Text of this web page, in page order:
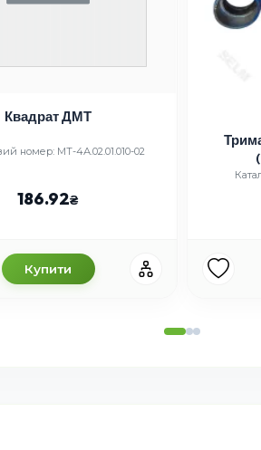
Квадрат ДМТ
номер: МТ-4А.02.01.010-02
186.92
Купити